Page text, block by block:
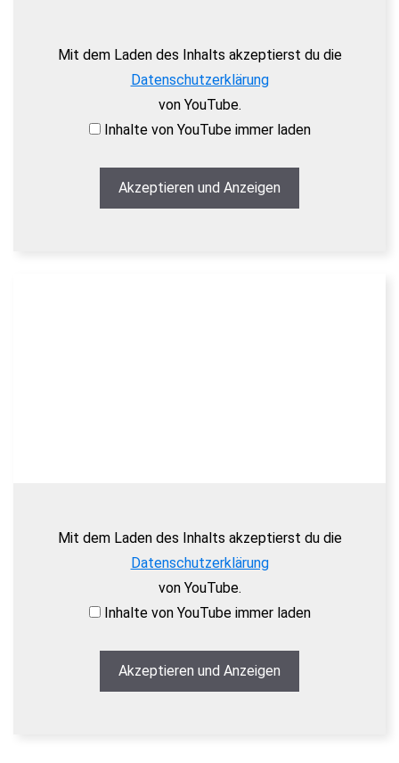
Mit dem Laden des Inhalts akzeptierst du die
Datenschutzerklärung
von YouTube.
Inhalte von YouTube immer laden
Akzeptieren und Anzeigen
Mit dem Laden des Inhalts akzeptierst du die
Datenschutzerklärung
von YouTube.
Inhalte von YouTube immer laden
Akzeptieren und Anzeigen